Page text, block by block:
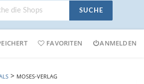
SUCHE
FAVORITEN ANMELDEN
> MOSES-VERLAG